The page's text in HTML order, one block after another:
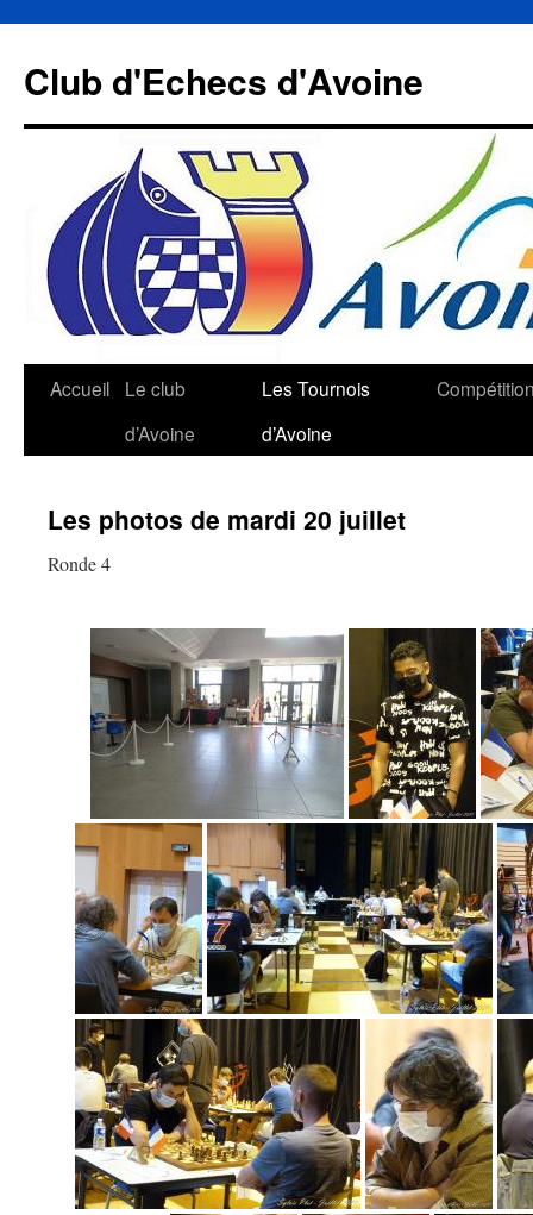
contenu
Club d'Echecs d'Avoine
Accueil
Le club
d’Avoine
Les Tournois
d’Avoine
Les photos de mardi 20 juillet
Ronde 4